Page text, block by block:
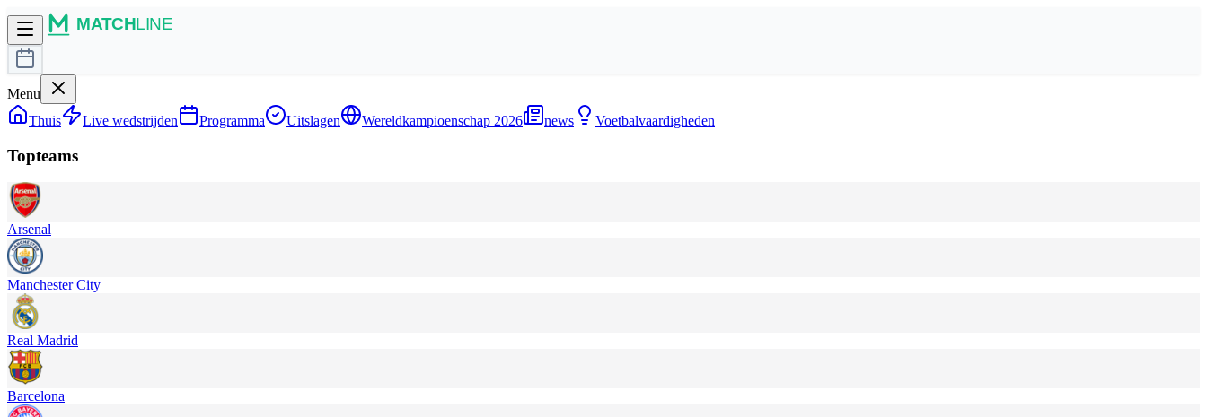
Menu
Thuis
Live wedstrijden Programma Uitslagen Wereldkampioenschap 2026 news Voetbalvaardigheden
Topteams
Arsenal
Manchester City
Real Madrid
Barcelona